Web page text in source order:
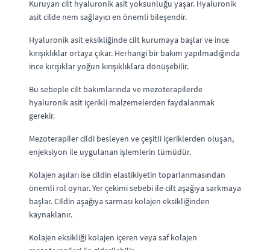
Kuruyan cilt hyaluronik asit yoksunluğu yaşar. Hyaluronik
asit cilde nem sağlayıcı en önemli bileşendir.
Hyaluronik asit eksikliğinde cilt kurumaya başlar ve ince
kırışıklıklar ortaya çıkar. Herhangi bir bakım yapılmadığında
ince kırışıklar yoğun kırışıklıklara dönüşebilir.
Bu sebeple cilt bakımlarında ve mezoterapilerde
hyaluronik asit içerikli malzemelerden faydalanmak
gerekir.
Mezoterapiler cildi besleyen ve çeşitli içeriklerden oluşan,
enjeksiyon ile uygulanan işlemlerin tümüdür.
Kolajen aşıları ise cildin elastikiyetin toparlanmasından
önemli rol oynar. Yer çekimi sebebi ile cilt aşağıya sarkmaya
başlar. Cildin aşağıya sarması kolajen eksikliğinden
kaynaklanır.
Kolajen eksikliği kolajen içeren veya saf kolajen